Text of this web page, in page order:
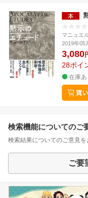
マニュエ
2019年05
3,080
28ポイ
在庫あ
検索機能についてのご
検索結果についてのご意見を
ご要